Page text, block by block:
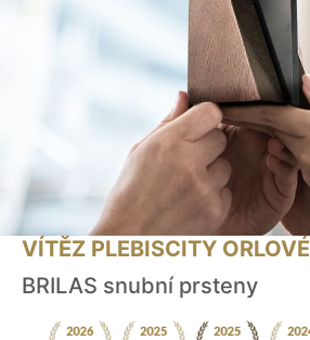
VÍTĚZ PLEBISCITY ORLOVÉ
BRILAS snubní prsteny